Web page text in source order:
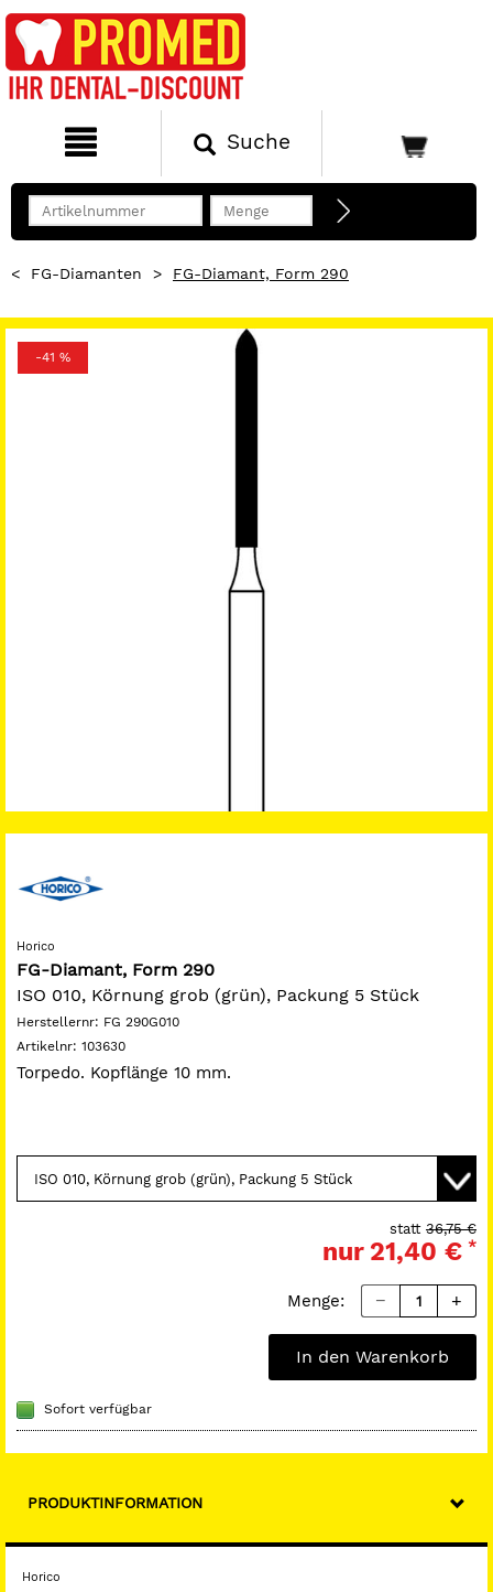
Suche
< FG-Diamanten > FG-Diamant, Form 290
-41 %
Horico
FG-Diamant, Form 290
ISO 010, Körnung grob (grün), Packung 5 Stück
Herstellernr: FG 290G010
Artikelnr: 103630
Torpedo. Kopflänge 10 mm.
36,75 €
statt
nur 21,40 € *
Menge:
In den Warenkorb
Sofort verfügbar
PRODUKTINFORMATION
Horico